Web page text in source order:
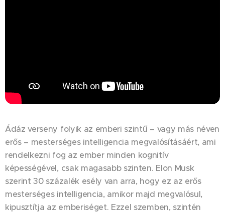
Ádáz verseny folyik az emberi szintű – vagy más néven
erős – mesterséges intelligencia megvalósításáért, ami
rendelkezni fog az ember minden kognitív
képességével, csak magasabb szinten. Elon Musk
szerint 30 százalék esély van arra, hogy ez az erős
mesterséges intelligencia, amikor majd megvalósul,
kipusztítja az emberiséget. Ezzel szemben, szintén